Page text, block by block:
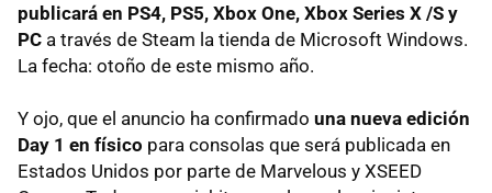
publicará en PS4, PS5, Xbox One, Xbox Series X /S y
PC a través de Steam la tienda de Microsoft Windows.
La fecha: otoño de este mismo año.
Y ojo, que el anuncio ha confirmado una nueva edición
Day 1 en físico para consolas que será publicada en
Estados Unidos por parte de Marvelous y XSEED